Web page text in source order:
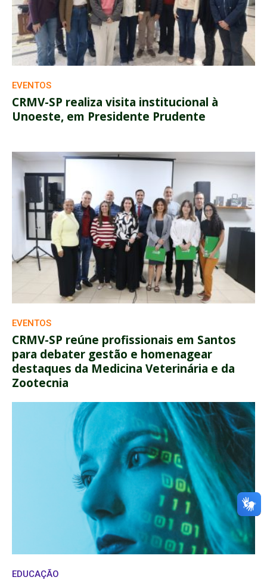
EVENTOS
CRMV-SP realiza visita institucional à
Unoeste, em Presidente Prudente
EVENTOS
CRMV-SP reúne profissionais em Santos
para debater gestão e homenagear
destaques da Medicina Veterinária e da
Zootecnia
EDUCAÇÃO